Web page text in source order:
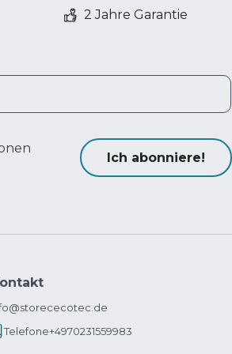
2 Jahre Garantie
Ich abonniere!
Telefone+4970231559983